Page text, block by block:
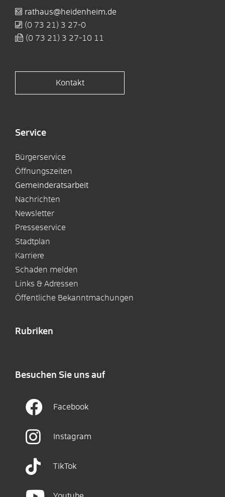
rathaus@heidenheim.de
(0 73 21) 3 27-0
(0 73 21) 3 27-10 11
Kontakt
Service
Bürgerservice
Öffnungszeiten
Gemeinderatsarbeit
Nachrichten
Newsletter
Presseservice
Stadtplan
Karriere
Schaden melden
Links & Adressen
Öffentliche Bekanntmachungen
Rubriken
Besuchen Sie uns auf
Facebook
Instagram
TikTok